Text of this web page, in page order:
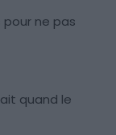
ne pas
quand le